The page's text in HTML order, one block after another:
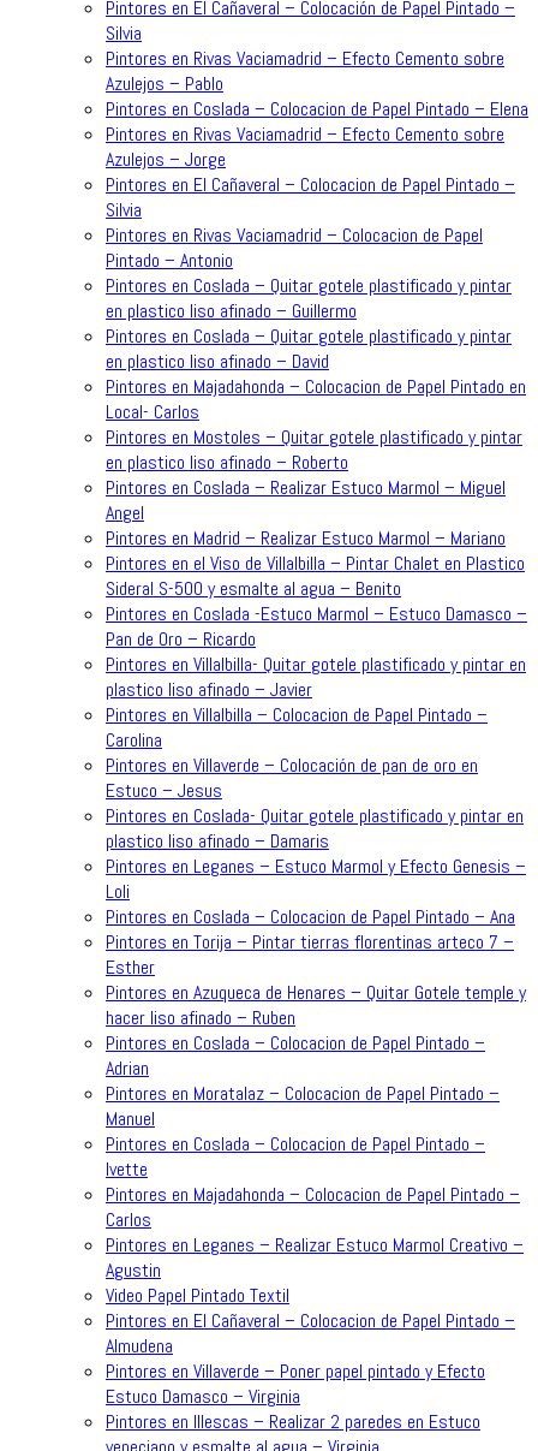
Pintores en El Cañaveral – Colocación de Papel Pintado –
Silvia
Pintores en Rivas Vaciamadrid – Efecto Cemento sobre
Azulejos – Pablo
Pintores en Coslada – Colocacion de Papel Pintado – Elena
Pintores en Rivas Vaciamadrid – Efecto Cemento sobre
Azulejos – Jorge
Pintores en El Cañaveral – Colocacion de Papel Pintado –
Silvia
Pintores en Rivas Vaciamadrid – Colocacion de Papel
Pintado – Antonio
Pintores en Coslada – Quitar gotele plastificado y pintar
en plastico liso afinado – Guillermo
Pintores en Coslada – Quitar gotele plastificado y pintar
en plastico liso afinado – David
Pintores en Majadahonda – Colocacion de Papel Pintado en
Local- Carlos
Pintores en Mostoles – Quitar gotele plastificado y pintar
en plastico liso afinado – Roberto
Pintores en Coslada – Realizar Estuco Marmol – Miguel
Angel
Pintores en Madrid – Realizar Estuco Marmol – Mariano
Pintores en el Viso de Villalbilla – Pintar Chalet en Plastico
Sideral S-500 y esmalte al agua – Benito
Pintores en Coslada -Estuco Marmol – Estuco Damasco –
Pan de Oro – Ricardo
Pintores en Villalbilla- Quitar gotele plastificado y pintar en
plastico liso afinado – Javier
Pintores en Villalbilla – Colocacion de Papel Pintado –
Carolina
Pintores en Villaverde – Colocación de pan de oro en
Estuco – Jesus
Pintores en Coslada- Quitar gotele plastificado y pintar en
plastico liso afinado – Damaris
Pintores en Leganes – Estuco Marmol y Efecto Genesis –
Loli
Pintores en Coslada – Colocacion de Papel Pintado – Ana
Pintores en Torija – Pintar tierras florentinas arteco 7 –
Esther
Pintores en Azuqueca de Henares – Quitar Gotele temple y
hacer liso afinado – Ruben
Pintores en Coslada – Colocacion de Papel Pintado –
Adrian
Pintores en Moratalaz – Colocacion de Papel Pintado –
Manuel
Pintores en Coslada – Colocacion de Papel Pintado –
Ivette
Pintores en Majadahonda – Colocacion de Papel Pintado –
Carlos
Pintores en Leganes – Realizar Estuco Marmol Creativo –
Agustin
Video Papel Pintado Textil
Pintores en El Cañaveral – Colocacion de Papel Pintado –
Almudena
Pintores en Villaverde – Poner papel pintado y Efecto
Estuco Damasco – Virginia
Pintores en Illescas – Realizar 2 paredes en Estuco